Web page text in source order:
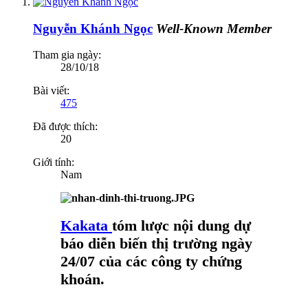
Nguyễn Khánh Ngọc Well-Known Member
Tham gia ngày:
28/10/18
Bài viết:
475
Đã được thích:
20
Giới tính:
Nam
Kakata tóm lược nội dung dự
báo diễn biến thị trường ngày
24/07 của các công ty chứng
khoán.